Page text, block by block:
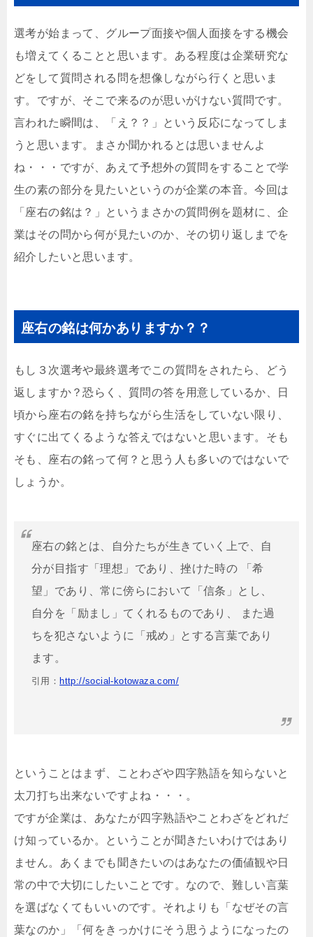
選考が始まって、グループ面接や個人面接をする機会
も増えてくることと思います。ある程度は企業研究な
どをして質問される問を想像しながら行くと思いま
す。ですが、そこで来るのが思いがけない質問です。
言われた瞬間は、「え？？」という反応になってしま
うと思います。まさか聞かれるとは思いませんよ
ね・・・ですが、あえて予想外の質問をすることで学
生の素の部分を見たいというのが企業の本音。今回は
「座右の銘は？」というまさかの質問例を題材に、企
業はその問から何が見たいのか、その切り返しまでを
紹介したいと思います。
座右の銘は何かありますか？？
もし３次選考や最終選考でこの質問をされたら、どう
返しますか？恐らく、質問の答を用意しているか、日
頃から座右の銘を持ちながら生活をしていない限り、
すぐに出てくるような答えではないと思います。そも
そも、座右の銘って何？と思う人も多いのではないで
しょうか。
座右の銘とは、自分たちが生きていく上で、自
分が目指す「理想」であり、挫けた時の 「希
望」であり、常に傍らにおいて「信条」とし、
自分を「励まし」てくれるものであり、 また過
ちを犯さないように「戒め」とする言葉であり
ます。
引用： http://social-kotowaza.com/
ということはまず、ことわざや四字熟語を知らないと
太刀打ち出来ないですよね・・・。
ですが企業は、あなたが四字熟語やことわざをどれだ
け知っているか。ということが聞きたいわけではあり
ません。あくまでも聞きたいのはあなたの価値観や日
常の中で大切にしたいことです。なので、難しい言葉
を選ばなくてもいいのです。それよりも「なぜその言
葉なのか」「何をきっかけにそう思うようになったの